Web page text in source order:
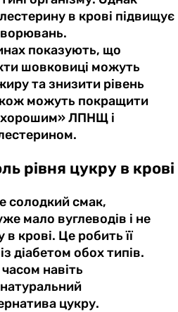
в крові підвищує
показують, що
шовковиці можуть
та знизити рівень
можуть покращити
ЛПНЩ і
рівня цукру в крові
солодкий смак,
мало вуглеводів і не
крові. Це робить її
діабетом обох типів.
навіть
цукру.